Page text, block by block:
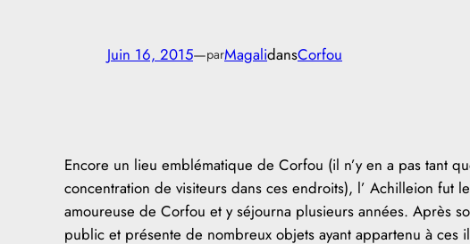
Juin 16, 2015—parMagalidansCorfou
Encore un lieu emblématique de Corfou (il n’y en a pas tant
concentration de visiteurs dans ces endroits), l’ Achilleion fut
amoureuse de Corfou et y séjourna plusieurs années. Après
public et présente de nombreux objets ayant appartenu à ces